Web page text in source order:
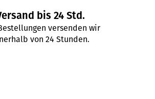
bis 24 Std.
versenden wir
von 24 Stunden.